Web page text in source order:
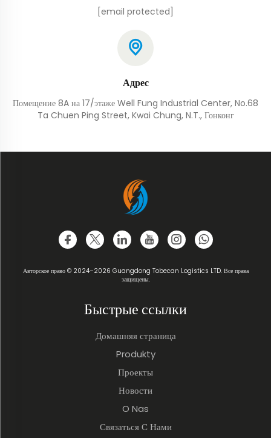
[email protected]
Адрес
Помещение 8A на 17/этаже Well Fung Industrial Center, No.68
Ta Chuen Ping Street, Kwai Chung, N.T., Гонконг
Авторское право © 2024–2026 Guangdong Tobecan Logistics LTD. Все права
защищены.
Быстрые ссылки
Домашняя страница
Produkty
Проекты
Новости
O Nas
Связаться С Нами